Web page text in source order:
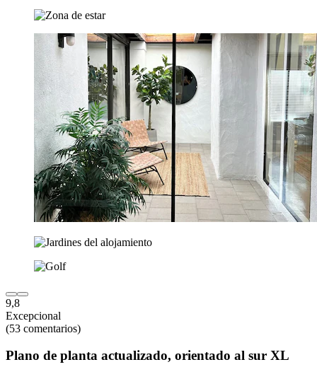
9,8
Excepcional
(53 comentarios)
Plano de planta actualizado, orientado al sur XL